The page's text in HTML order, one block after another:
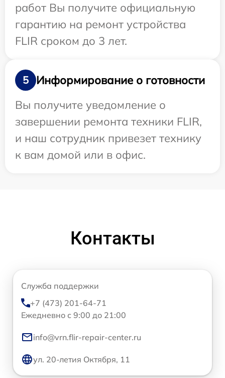
работ Вы получите официальную
гарантию на ремонт устройства
FLIR сроком до 3 лет.
5
Информирование о готовности
Вы получите уведомление о
завершении ремонта техники FLIR,
и наш сотрудник привезет технику
к вам домой или в офис.
Контакты
Служба поддержки
+7 (473) 201-64-71
Ежедневно с 9:00 до 21:00
info@vrn.flir-repair-center.ru
ул. 20-летия Октября, 11